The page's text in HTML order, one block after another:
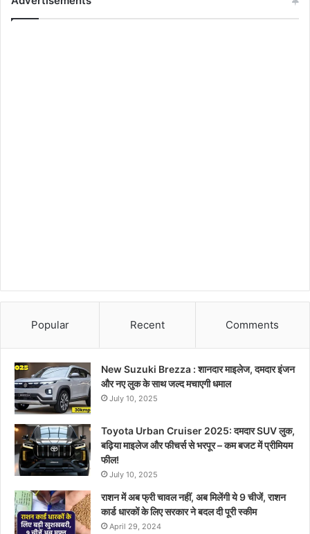
Popular Recent Comments
New Suzuki Brezza : शानदार माइलेज, दमदार इंजन
और नए लुक के साथ जल्द मचाएगी धमाल
July 10, 2025
Toyota Urban Cruiser 2025: दमदार SUV लुक,
बढ़िया माइलेज और फीचर्स से भरपूर – कम बजट में प्रीमियम
फील!
July 10, 2025
राशन में अब फ्री चावल नहीं, अब मिलेंगी ये 9 चीजें, राशन
कार्ड धारकों के लिए सरकार ने बदल दी पूरी स्कीम
April 29, 2024